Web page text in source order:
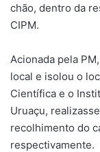
chão, dentro da
CIPM.
Acionada pela
local e isolou o
Científica e o
Uruaçu,
recolhimento do
respectivamente.